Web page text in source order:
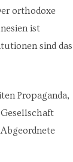
orthodoxe
ist
sind das
Propaganda,